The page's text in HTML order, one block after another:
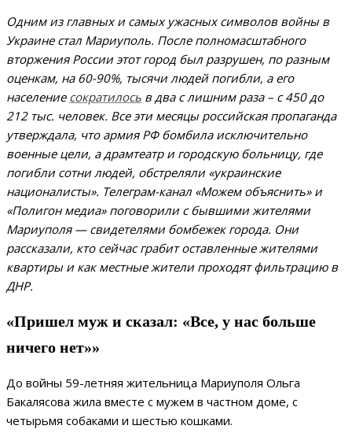
Одним из главных и самых ужасных символов войны в
Украине стал Мариуполь. После полномасштабного
вторжения России этот город был разрушен, по разным
оценкам, на 60-90%, тысячи людей погибли, а его
население сократилось в два с лишним раза – с 450 до
212 тыс. человек. Все эти месяцы российская пропаганда
утверждала, что армия РФ бомбила исключительно
военные цели, а драмтеатр и городскую больницу, где
погибли сотни людей, обстреляли «украинские
националисты». Телеграм-канал «Можем объяснить» и
«Полигон медиа» поговорили с бывшими жителями
Мариуполя — свидетелями бомбежек города. Они
рассказали, кто сейчас грабит оставленные жителями
квартиры и как местные жители проходят фильтрацию в
ДНР.
«Пришел муж и сказал: «Все, у нас больше
ничего нет»»
До войны 59-летняя жительница Мариуполя Ольга
Бакалясова жила вместе с мужем в частном доме, с
четырьмя собаками и шестью кошками.